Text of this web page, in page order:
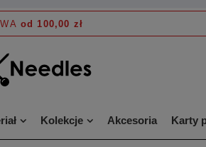
od 100,00 zł
Kolekcje Akcesoria Karty